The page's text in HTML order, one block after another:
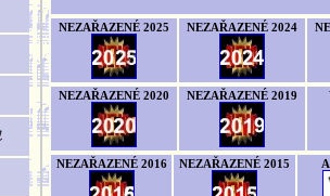
NEZAŘAZENÉ 2025 NEZAŘAZENÉ 2024
NEZAŘAZENÉ 2020 NEZAŘAZENÉ 2019
NEZAŘAZENÉ 2016 NEZAŘAZENÉ 2015